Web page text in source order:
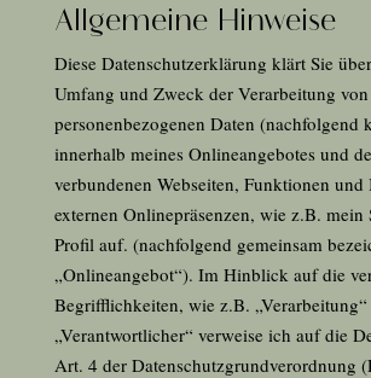
Allgemeine Hinweise
Diese Datenschutzerklärung klärt Sie
Umfang und Zweck der Verarbeitung von
personenbezogenen Daten (nachfolgend
innerhalb meines Onlineangebotes und
verbundenen Webseiten, Funktionen und
externen Onlinepräsenzen, wie z.B. mein
Profil auf. (nachfolgend gemeinsam
„Onlineangebot“). Im Hinblick auf die
Begrifflichkeiten, wie z.B.
„Verantwortlicher“ verweise ich auf die
Art. 4 der Datenschutzgrundverordnung